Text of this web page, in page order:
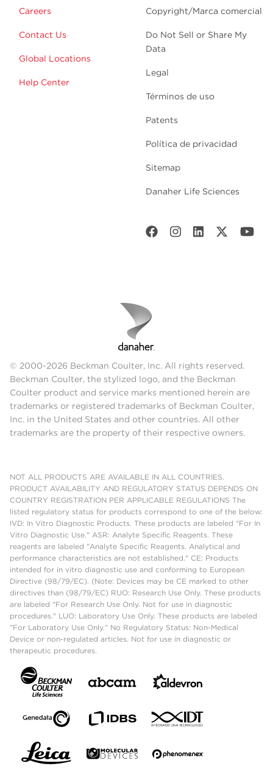
Careers
Contact Us
Global Locations
Help Center
Copyright/Marca comercial
Do Not Sell or Share My
Data
Legal
Términos de uso
Patents
Política de privacidad
Sitemap
Danaher Life Sciences
© 2000-2026 Beckman Coulter, Inc. All rights reserved.
Beckman Coulter, the stylized logo, and the Beckman
Coulter product and service marks mentioned herein are
trademarks or registered trademarks of Beckman Coulter,
Inc. in the United States and other countries. All other
trademarks are the property of their respective owners.
NOT ALL PRODUCTS ARE AVAILABLE IN ALL COUNTRIES.
PRODUCT AVAILABILITY AND REGULATORY STATUS DEPENDS ON
COUNTRY REGISTRATION PER APPLICABLE REGULATIONS The
listed regulatory status for products correspond to one of the below:
IVD: In Vitro Diagnostic Products. These products are labeled "For In
Vitro Diagnostic Use." ASR: Analyte Specific Reagents. These
reagents are labeled "Analyte Specific Reagents. Analytical and
performance characteristics are not established." CE: Products
intended for in vitro diagnostic use and conforming to European
Directive (98/79/EC). (Note: Devices may be CE marked to other
directives than (98/79/EC) RUO: Research Use Only. These products
are labeled "For Research Use Only. Not for use in diagnostic
procedures." LUO: Laboratory Use Only. These products are labeled
"For Laboratory Use Only." No Regulatory Status: Non-Medical
Device or non-regulated articles. Not for use in diagnostic or
therapeutic procedures.